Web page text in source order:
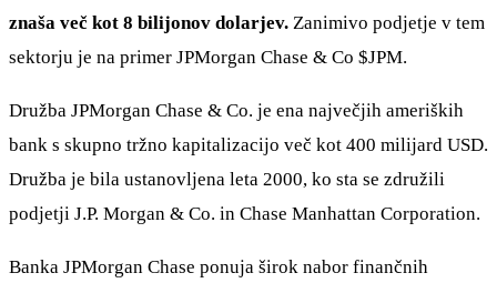
znaša več kot 8 bilijonov dolarjev. Zanimivo podjetje v tem
sektorju je na primer JPMorgan Chase & Co $JPM.
Družba JPMorgan Chase & Co. je ena največjih ameriških
bank s skupno tržno kapitalizacijo več kot 400 milijard USD.
Družba je bila ustanovljena leta 2000, ko sta se združili
podjetji J.P. Morgan & Co. in Chase Manhattan Corporation.
Banka JPMorgan Chase ponuja širok nabor finančnih